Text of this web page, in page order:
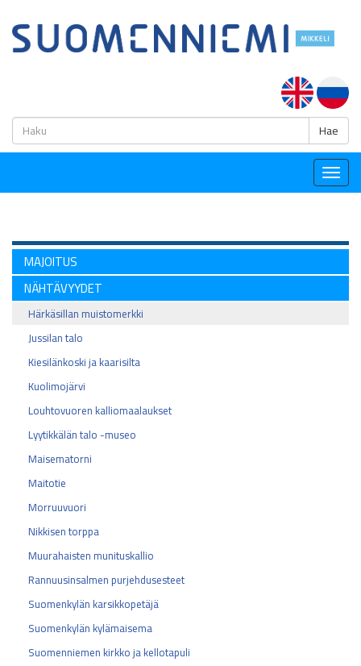
Hae
MAJOITUS
NÄHTÄVYYDET
Härkäsillan muistomerkki
Jussilan talo
Kiesilänkoski ja kaarisilta
Kuolimojärvi
Louhtovuoren kalliomaalaukset
Lyytikkälän talo -museo
Maisematorni
Maitotie
Morruuvuori
Nikkisen torppa
Muurahaisten munituskallio
Rannuusinsalmen purjehdusesteet
Suomenkylän karsikkopetäjä
Suomenkylän kylämaisema
Suomenniemen kirkko ja kellotapuli